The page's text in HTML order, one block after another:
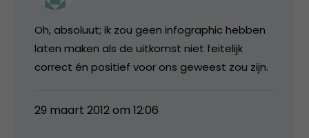
Oh, absoluut; ik zou geen infographic hebben
laten maken als de uitkomst niet feitelijk
correct én positief voor ons geweest zou zijn.
29 maart 2012 om 12:06